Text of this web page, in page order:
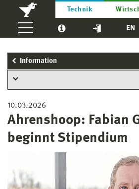
Technik
EN
Information
10.03.2026
Ahrenshoop: Fabian
beginnt Stipendium